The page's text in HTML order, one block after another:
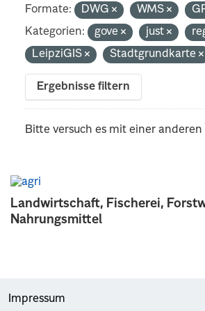
Landwirtschaft, Fischerei,
Nahrungsmittel
Formate: DWG WMS
Kategorien:
gove just
LeipziGIS
Stadtgrundkarte
Ergebnisse filtern
Bitte versuch es mit einer anderen
Impressum